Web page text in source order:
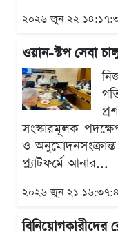
২০২৬ জুন ২২
ওয়ান-স্টপ সেবা
সংস্কারমূলক
ও
প্ল্যাটফর্মে আনার...
২০২৬ জুন ২১
বিনিয়োগকারীদের